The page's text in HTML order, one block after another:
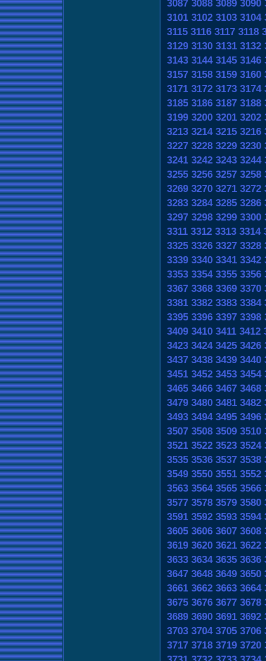
3087 3088 3089 3090
3101 3102 3103 3104
3115 3116 3117 3118
3129 3130 3131 3132
3143 3144 3145 3146
3157 3158 3159 3160
3171 3172 3173 3174
3185 3186 3187 3188
3199 3200 3201 3202
3213 3214 3215 3216
3227 3228 3229 3230
3241 3242 3243 3244
3255 3256 3257 3258
3269 3270 3271 3272
3283 3284 3285 3286
3297 3298 3299 3300
3311 3312 3313 3314
3325 3326 3327 3328
3339 3340 3341 3342
3353 3354 3355 3356
3367 3368 3369 3370
3381 3382 3383 3384
3395 3396 3397 3398
3409 3410 3411 3412
3423 3424 3425 3426
3437 3438 3439 3440
3451 3452 3453 3454
3465 3466 3467 3468
3479 3480 3481 3482
3493 3494 3495 3496
3507 3508 3509 3510
3521 3522 3523 3524
3535 3536 3537 3538
3549 3550 3551 3552
3563 3564 3565 3566
3577 3578 3579 3580
3591 3592 3593 3594
3605 3606 3607 3608
3619 3620 3621 3622
3633 3634 3635 3636
3647 3648 3649 3650
3661 3662 3663 3664
3675 3676 3677 3678
3689 3690 3691 3692
3703 3704 3705 3706
3717 3718 3719 3720